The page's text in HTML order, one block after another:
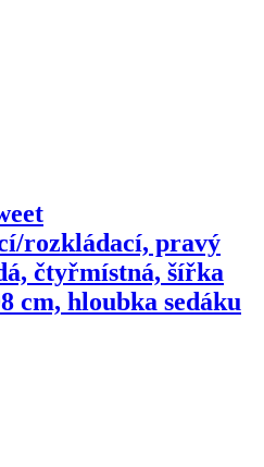
rozkládací, pravý
čtyřmístná, šířka
cm, hloubka sedáku